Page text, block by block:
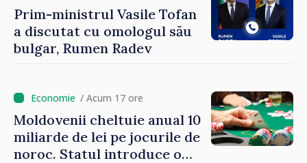
Prim-ministrul Vasile Tofan
a discutat cu omologul său
bulgar, Rumen Radev
/ Acum 17 ore
Moldovenii cheltuie anual 10
miliarde de lei pe jocurile de
noroc. Statul introduce o